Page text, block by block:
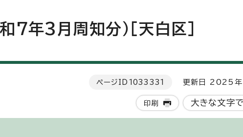
7年3月周知分）［天白区］
ページID 1033331 更新日 2025年
印刷 大きな文字